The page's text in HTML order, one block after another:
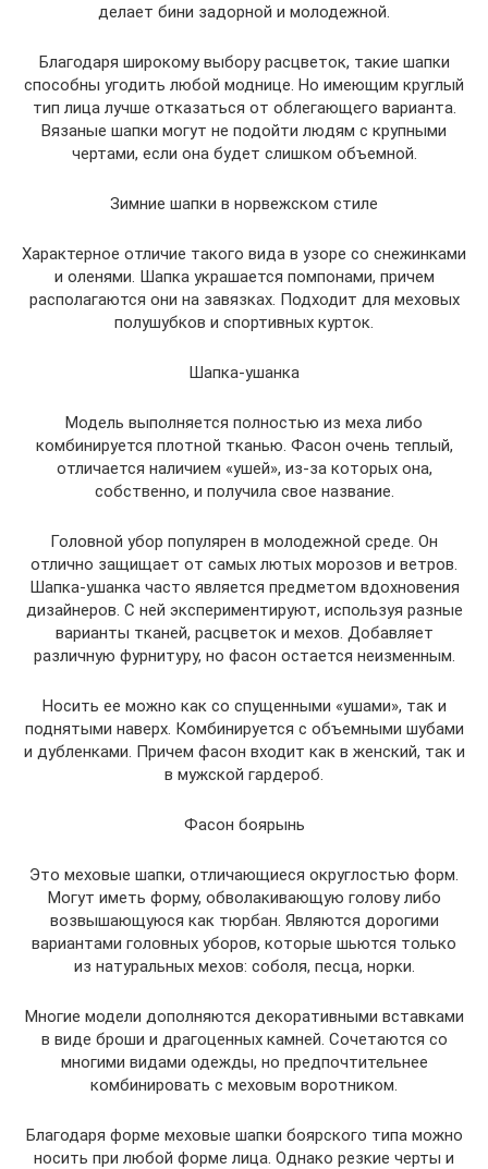
делает бини задорной и молодежной.
Благодаря широкому выбору расцветок, такие шапки
способны угодить любой моднице. Но имеющим круглый
тип лица лучше отказаться от облегающего варианта.
Вязаные шапки могут не подойти людям с крупными
чертами, если она будет слишком объемной.
Зимние шапки в норвежском стиле
Характерное отличие такого вида в узоре со снежинками
и оленями. Шапка украшается помпонами, причем
располагаются они на завязках. Подходит для меховых
полушубков и спортивных курток.
Шапка-ушанка
Модель выполняется полностью из меха либо
комбинируется плотной тканью. Фасон очень теплый,
отличается наличием «ушей», из-за которых она,
собственно, и получила свое название.
Головной убор популярен в молодежной среде. Он
отлично защищает от самых лютых морозов и ветров.
Шапка-ушанка часто является предметом вдохновения
дизайнеров. С ней экспериментируют, используя разные
варианты тканей, расцветок и мехов. Добавляет
различную фурнитуру, но фасон остается неизменным.
Носить ее можно как со спущенными «ушами», так и
поднятыми наверх. Комбинируется с объемными шубами
и дубленками. Причем фасон входит как в женский, так и
в мужской гардероб.
Фасон боярынь
Это меховые шапки, отличающиеся округлостью форм.
Могут иметь форму, обволакивающую голову либо
возвышающуюся как тюрбан. Являются дорогими
вариантами головных уборов, которые шьются только
из натуральных мехов: соболя, песца, норки.
Многие модели дополняются декоративными вставками
в виде броши и драгоценных камней. Сочетаются со
многими видами одежды, но предпочтительнее
комбинировать с меховым воротником.
Благодаря форме меховые шапки боярского типа можно
носить при любой форме лица. Однако резкие черты и